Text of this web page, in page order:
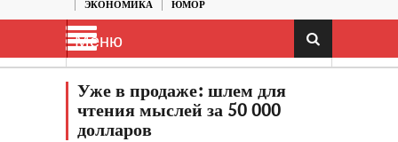
ЭКОНОМИКА
ЮМОР
Меню
Уже в продаже: шлем для
чтения мыслей за 50 000
долларов